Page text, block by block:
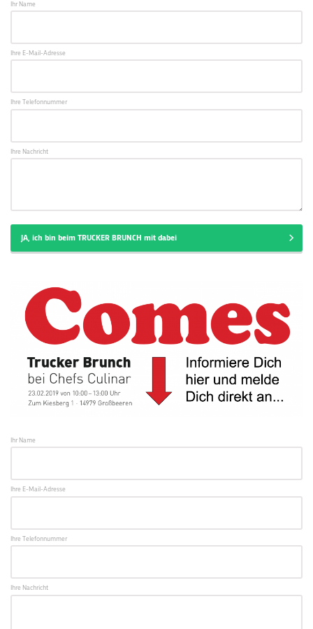
Ihr Name
Ihre E-Mail-Adresse
Ihre Telefonnummer
Ihre Nachricht
JA, ich bin beim TRUCKER BRUNCH mit dabei
Ihr Name
Ihre E-Mail-Adresse
Ihre Telefonnummer
Ihre Nachricht